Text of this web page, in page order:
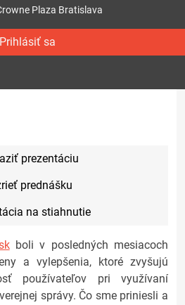
Plaza Bratislava
Prihlásiť sa
prezentáciu
prednášku
na stiahnutie
boli v posledných mesiacoch
a vylepšenia, ktoré zvyšujú
používateľov pri využívaní
správy. Čo sme priniesli a